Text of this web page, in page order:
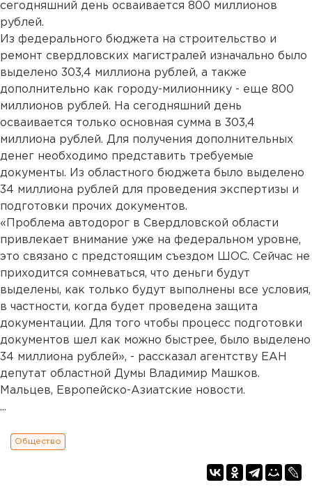
сегодняшний день осваивается 800 миллионов
рублей.
Из федерального бюджета на строительство и
ремонт свердловских магистралей изначально было
выделено 303,4 миллиона рублей, а также
дополнительно как городу-милионнику - еще 800
миллионов рублей. На сегодняшний день
осваивается только основная сумма в 303,4
миллиона рублей. Для получения дополнительных
денег необходимо представить требуемые
документы. Из областного бюджета было выделено
34 миллиона рублей для проведения экспертизы и
подготовки прочих документов.
«Проблема автодорог в Свердловской области
привлекает внимание уже на федеральном уровне,
это связано с предстоящим съездом ШОС. Сейчас не
приходится сомневаться, что деньги будут
выделены, как только будут выполнены все условия,
в частности, когда будет проведена защита
документации. Для того чтобы процесс подготовки
документов шел как можно быстрее, было выделено
34 миллиона рублей», - рассказал агентству ЕАН
депутат областной Думы Владимир Машков.
Мальцев, Европейско-Азиатские новости.
...
Общество